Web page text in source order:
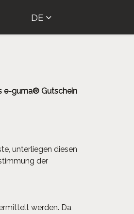
DE
e-guma® Gutschein
unterliegen diesen
der
werden. Da